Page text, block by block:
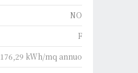
NO
F
176,29 kWh/mq annuo